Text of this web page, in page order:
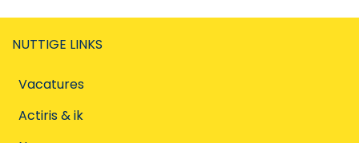
NUTTIGE LINKS
Vacatures
Actiris & ik